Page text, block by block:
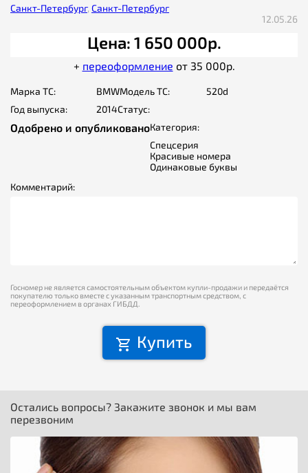
Санкт-Петербург, Санкт-Петербург
12.05.26
Цена: 1 650 000р.
+ переоформление от 35 000р.
Марка ТС: BMWМодель ТС:
520d
Год выпуска:
2014Статус:
Одобрено и опубликованоКатегория:
Спецсерия
Красивые номера
Одинаковые буквы
Комментарий:
Госномер не является самостоятельным объектом купли-продажи и передаётся
покупателю только вместе с указанным транспортным средством, с
переоформлением в органах ГИБДД.
Купить
Остались вопросы? Закажите звонок и мы вам
перезвоним